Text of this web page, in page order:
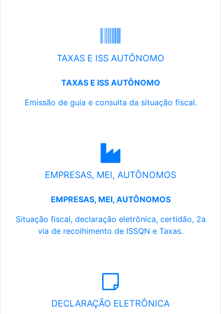
TAXAS E ISS AUTÔNOMO
TAXAS E ISS AUTÔNOMO
Emissão de guia e consulta da situação fiscal.
EMPRESAS, MEI, AUTÔNOMOS
EMPRESAS, MEI, AUTÔNOMOS
Situação fiscal, declaração eletrônica, certidão, 2a
via de recolhimento de ISSQN e Taxas.
DECLARAÇÃO ELETRÔNICA